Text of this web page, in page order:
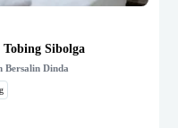
Sibolga
Bersalin Dinda